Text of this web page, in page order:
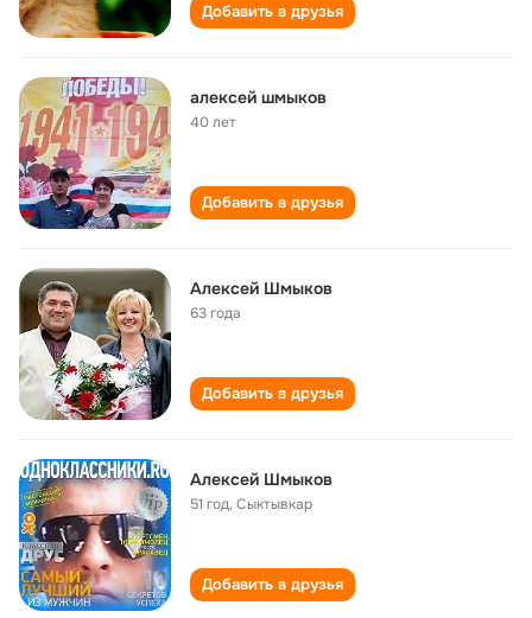
Добавить в друзья
алексей шмыков
40 лет
Добавить в друзья
Алексей Шмыков
63 года
Добавить в друзья
Алексей Шмыков
51 год,Сыктывкар
Добавить в друзья